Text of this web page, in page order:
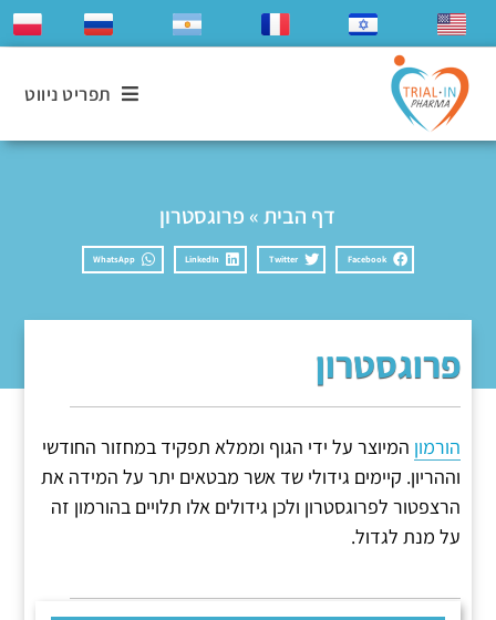
תפריט ניווט
דף הבית» פרוגסטרון
Facebook
Twitter
LinkedIn
WhatsApp
פרוגסטרון
הורמון המיוצר על ידי הגוף וממלא תפקיד במחזור החודשי
וההריון. קיימים גידולי שד אשר מבטאים יתר על המידה את
הרצפטור לפרוגסטרון ולכן גידולים אלו תלויים בהורמון זה
על מנת לגדול.